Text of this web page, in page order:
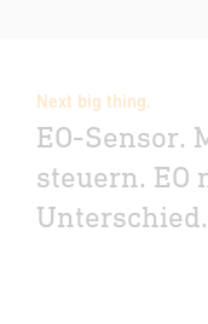
Next big thing.
EO-Sensor.
steuern. EO
Unterschied.